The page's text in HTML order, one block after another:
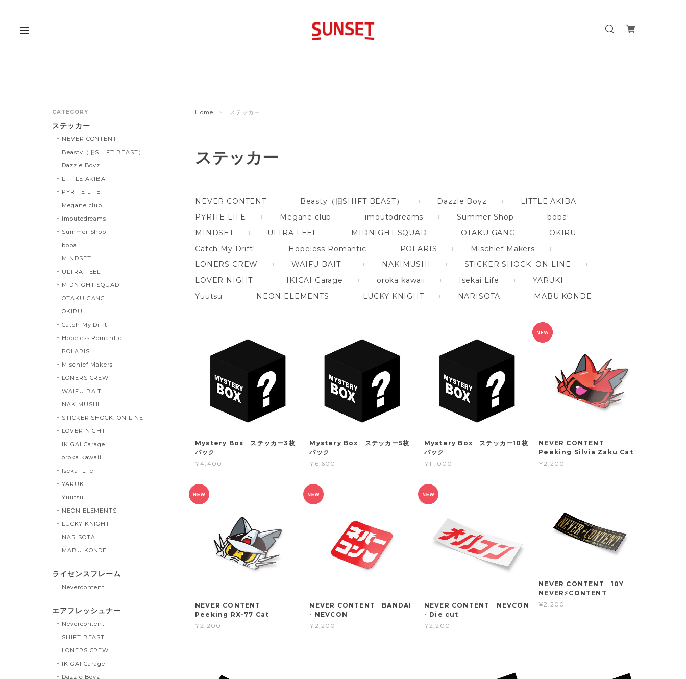
Home ステッカー
ステッカー
NEVER CONTENT Beasty（旧SHIFT BEAST） Dazzle Boyz
LITTLE AKIBA
PYRITE LIFE
Megane club imoutodreams Summer Shop
boba!
MINDSET
ULTRA FEEL MIDNIGHT SQUAD OTAKU GANG
OKIRU
Catch My Drift!
Hopeless Romantic POLARIS
Mischief Makers
LONERS CREW
WAIFU BAIT NAKIMUSHI
STICKER SHOCK. ON LINE
LOVER NIGHT
IKIGAI Garage oroka kawaii Isekai Life
YARUKI
Yuutsu
NEON ELEMENTS LUCKY KNIGHT NARISOTA MABU KONDE
Mystery Box ステッカー3枚
パック
¥4,400
Mystery Box ステッカー5枚
パック
¥6,600
Mystery Box ステッカー10枚
パック
¥11,000
NEVER CONTENT
Peeking Silvia Zaku Cat
¥2,200
NEVER CONTENT
Peeking RX-77 Cat
¥2,200
NEVER CONTENT BANDAI
- NEVCON
¥2,200
NEVER CONTENT NEVCON
- Die cut
¥2,200
NEVER CONTENT 10Y
NEVER⚡CONTENT
¥2,200
CATEGORY
ステッカー
NEVER CONTENT
Beasty（旧SHIFT BEAST）
Dazzle Boyz
LITTLE AKIBA
PYRITE LIFE
Megane club
imoutodreams
Summer Shop
boba!
MINDSET
ULTRA FEEL
MIDNIGHT SQUAD
OTAKU GANG
OKIRU
Catch My Drift!
Hopeless Romantic
POLARIS
Mischief Makers
LONERS CREW
WAIFU BAIT
NAKIMUSHI
STICKER SHOCK. ON LINE
LOVER NIGHT
IKIGAI Garage
oroka kawaii
Isekai Life
YARUKI
Yuutsu
NEON ELEMENTS
LUCKY KNIGHT
NARISOTA
MABU KONDE
ライセンスフレーム
Nevercontent
エアフレッシュナー
Nevercontent
SHIFT BEAST
LONERS CREW
IKIGAI Garage
Dazzle Boyz